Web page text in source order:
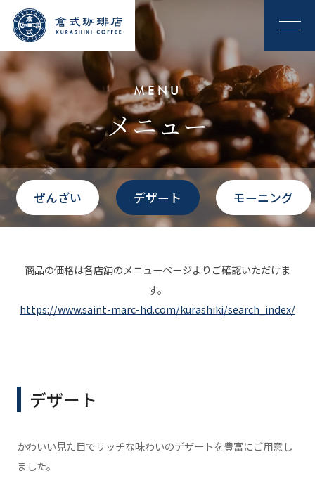
MENU
メニュー
ぜんざい デザート モーニング
商品の価格は各店舗のメニューページよりご確認いただけま
す。
https://www.saint-marc-hd.com/kurashiki/search_index/
デザート
かわいい見た目でリッチな味わいのデザートを豊富にご用意し
ました。